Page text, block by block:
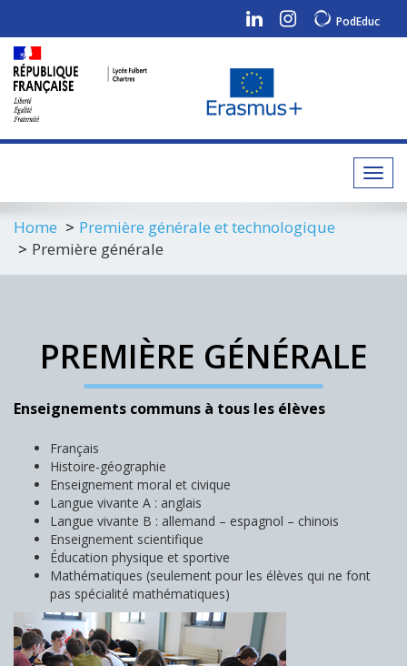
PodEduc
Home
Première générale et technologique
Première générale
PREMIÈRE GÉNÉRALE
Enseignements communs à tous les élèves
Français
Histoire-géographie
Enseignement moral et civique
Langue vivante A : anglais
Langue vivante B : allemand – espagnol – chinois
Enseignement scientifique
Éducation physique et sportive
Mathématiques (seulement pour les élèves qui ne font
pas spécialité mathématiques)